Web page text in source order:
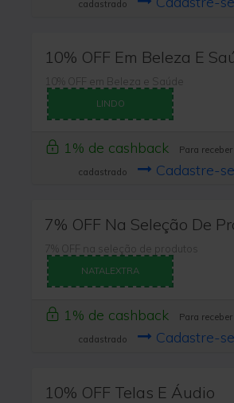
cadastrado
10% OFF Em Beleza E
10% OFF em Beleza e Saúde
LINDO
1% de cashback
Para
cadastrado
Cadastre-
7% OFF Na Seleção De
7% OFF na seleção de produtos
NATALEXTRA
1% de cashback
Para
cadastrado
Cadastre-
10% OFF Telas E Áudio